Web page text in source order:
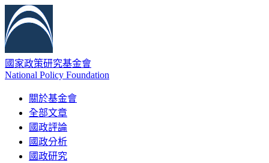
國家政策研究基金會
National Policy Foundation
關於基金會
全部文章
國政評論
國政分析
國政研究